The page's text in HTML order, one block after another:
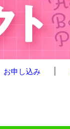
お申し込み